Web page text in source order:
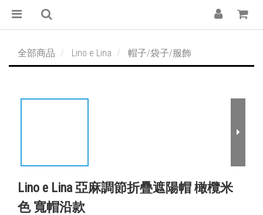
全部商品 Lino e Lina 帽子/袋子/服飾
Lino e Lina 亞麻調節折疊遮陽帽 橄欖米
色 寬帽沿款